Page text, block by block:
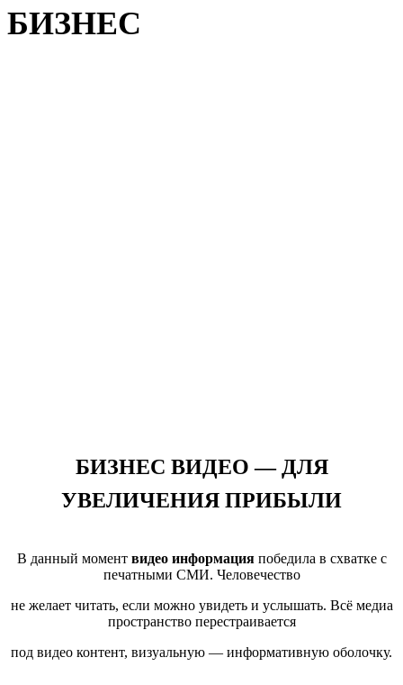
БИЗНЕС
БИЗНЕС ВИДЕО — ДЛЯ
УВЕЛИЧЕНИЯ ПРИБЫЛИ
В данный момент видео информацияпобедила в схватке с
печатными СМИ. Человечество
не желает читать, если можно увидеть и услышать. Всё медиа
пространство перестраивается
под видео контент, визуальную — информативную оболочку.